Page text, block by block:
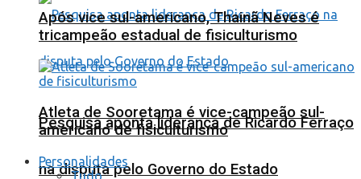
Pesquisa aponta liderança de Ricardo Ferraço
na disputa pelo Governo do Estado
Após vice sul-americano, Thainã Neves é
tricampeão estadual de fisiculturismo
Atleta de Sooretama é vice-campeão sul-
americano de fisiculturismo
Personalidades
Tudo